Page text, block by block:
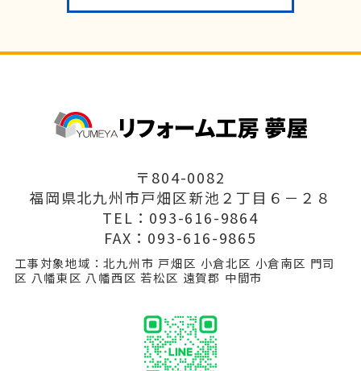
〒804-0082
福岡県北九州市戸畑区新池２丁目６－２８
TEL：093-616-9864
FAX：093-616-9865
工事対象地域：北九州市 戸畑区 小倉北区 小倉南区 門司
区 八幡東区 八幡西区 若松区 遠賀郡 中間市